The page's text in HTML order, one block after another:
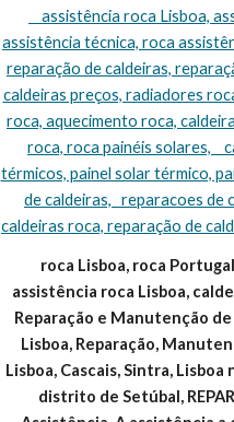
assistência técnica, roca
reparação de caldeiras,
caldeiras preços, radiadores
roca, aquecimento roca,
roca, roca painéis solares,
térmicos, painel solar térmico,
de caldeiras,   reparacoes de
caldeiras roca, reparação de
roca Lisboa, roca
assistência roca Lisboa,
Reparação e Manutenção de
Lisboa, Reparação,
Lisboa, Cascais, Sintra,
distrito de Setúbal,